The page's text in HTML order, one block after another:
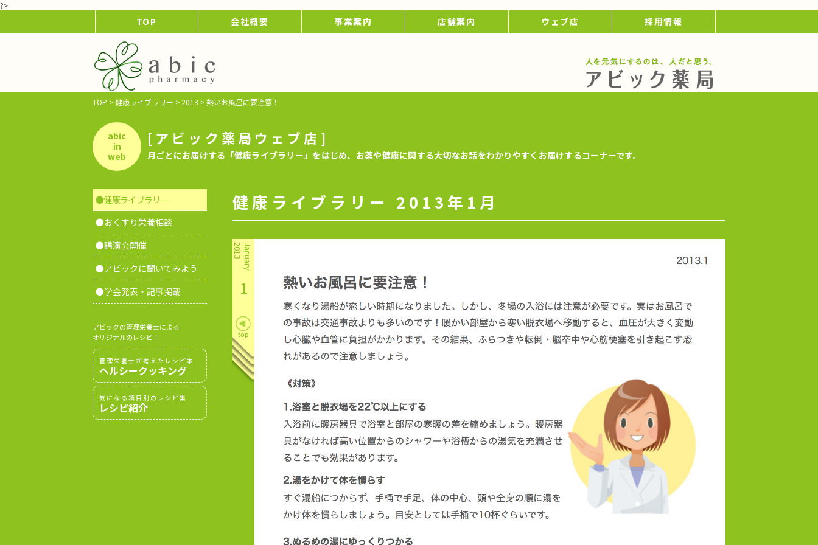
?>
TOP 会社概要 事業案内 店舗案内 ウェブ店 採用情報
TOP >健康ライブラリー > 2013 >熱いお風呂に要注意！
abic
in
web
[アビック薬局ウェブ店]
月ごとにお届けする「健康ライブラリー」をはじめ、お薬や健康に関する大切なお話をわかりやすくお届けするコーナーです。
健康ライブラリー 2013年1月
January
2013
1
●健康ライブラリー
●おくすり栄養相談
●講演会開催
●アビックに聞いてみよう
●学会発表・記事掲載
アビックの管理栄養士による
オリジナルのレシピ！
管理栄養士が考えたレシピ本
ヘルシークッキング
気になる項目別のレシピ集
レシピ紹介